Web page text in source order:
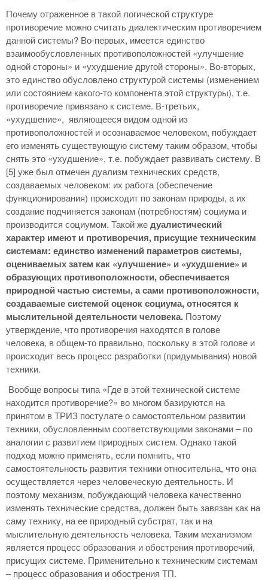
Почему отраженное в такой логической структуре
противоречие можно считать диалектическим противоречием
данной системы? Во-первых, имеется единство
взаимообусловленных противоположностей «улучшение
одной стороны» и «ухудшение другой стороны». Во-вторых,
это единство обусловлено структурой системы (изменением
или состоянием какого-то компонента этой структуры), т.е.
противоречие привязано к системе. В-третьих,
«ухудшение», являющееся видом одной из
противоположностей и осознаваемое человеком, побуждает
его изменять существующую систему таким образом, чтобы
снять это «ухудшение», т.е. побуждает развивать систему. В
[5] уже был отмечен дуализм технических средств,
создаваемых человеком: их работа (обеспечение
функционирования) происходит по законам природы, а их
создание подчиняется законам (потребностям) социума и
производится социумом. Такой жедуалистический
характер имеют и противоречия, присущие техническим
системам: единство изменений параметров системы,
оцениваемых затем как «улучшение» и «ухудшение» и
образующих противоположности, обеспечивается
природной частью системы, а сами противоположности,
создаваемые системой оценок социума, относятся к
мыслительной деятельности человека. Поэтому
утверждение, что противоречия находятся в голове
человека, в общем-то правильно, поскольку в этой голове и
происходит весь процесс разработки (придумывания) новой
техники.
Вообще вопросы типа «Где в этой технической системе
находится противоречие?» во многом базируются на
принятом в ТРИЗ постулате о самостоятельном развитии
техники, обусловленным соответствующими законами – по
аналогии с развитием природных систем. Однако такой
подход можно применять, если помнить, что
самостоятельность развития техники относительна, что она
осуществляется через человеческую деятельность. И
поэтому механизм, побуждающий человека качественно
изменять технические средства, должен быть завязан как на
саму технику, на ее природный субстрат, так и на
мыслительную деятельность человека. Таким механизмом
является процесс образования и обострения противоречий,
присущих системе. Применительно к техническим системам
– процесс образования и обострения ТП.